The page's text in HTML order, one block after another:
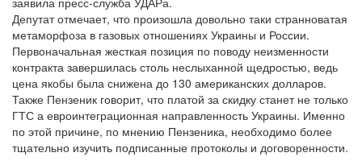
Депутат отмечает, что произошла довольно таки странноватая
метаморфоза в газовых отношениях Украины и России.
Первоначальная жесткая позиция по поводу неизменности
контракта завершилась столь неслыханной щедростью, ведь
цена якобы была снижена до 130 американских долларов.
Также Пензеник говорит, что платой за скидку станет не только
ГТС а евроинтеграционная направленность Украины. Именно
по этой причине, по мнению Пензеника, необходимо более
тщательно изучить подписанные протоколы и договоренности.